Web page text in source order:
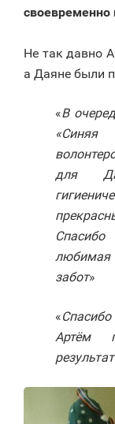
Не так давно
а Даяне были
«В
«Синяя
для
любимая
забот»
«
Артём